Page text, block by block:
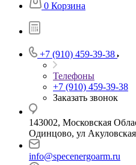
0 Корзина
+7 (910) 459-39-38
Телефоны
+7 (910) 459-39-38
Заказать звонок
143002, Московская
Одинцово, ул
info@specenergoarm.ru